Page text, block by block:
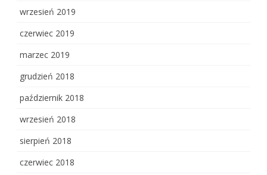
wrzesień 2019
czerwiec 2019
marzec 2019
grudzień 2018
październik 2018
wrzesień 2018
sierpień 2018
czerwiec 2018